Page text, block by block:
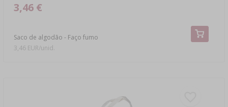
Saco de algodão - Faço fumo
3,46 €
3,46 EUR/unid.